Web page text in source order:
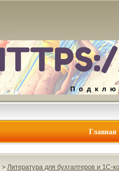
Главная
> Литература для бухгалтеров и 1С-